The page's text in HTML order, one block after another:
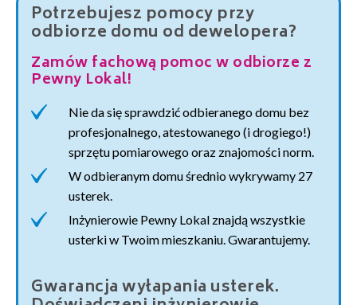
Potrzebujesz pomocy przy
odbiorze domu od dewelopera?
Zamów fachową pomoc w odbiorze z
Pewny Lokal!
Nie da się sprawdzić odbieranego domu bez
profesjonalnego, atestowanego (i drogiego!)
sprzętu pomiarowego oraz znajomości norm.
W odbieranym domu średnio wykrywamy 27
usterek.
Inżynierowie Pewny Lokal znajdą wszystkie
usterki w Twoim mieszkaniu. Gwarantujemy.
Gwarancja wyłapania usterek.